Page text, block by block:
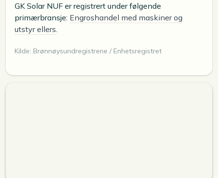
GK Solar NUF er registrert under følgende
primærbransje: Engroshandel med maskiner og
utstyr ellers
Kilde: Brønnøysundregistrene / Enhetsregistret